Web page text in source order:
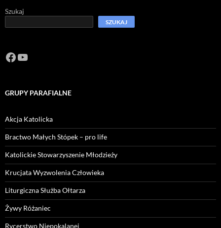
Szukaj
SZUKAJ
Facebook
https://www.youtube.com/channel/
GRUPY PARAFIALNE
Akcja Katolicka
Bractwo Małych Stópek – pro life
Katolickie Stowarzyszenie Młodzieży
Krucjata Wyzwolenia Człowieka
Liturgiczna Służba Ołtarza
Żywy Różaniec
Rycerstwo Niepokalanej